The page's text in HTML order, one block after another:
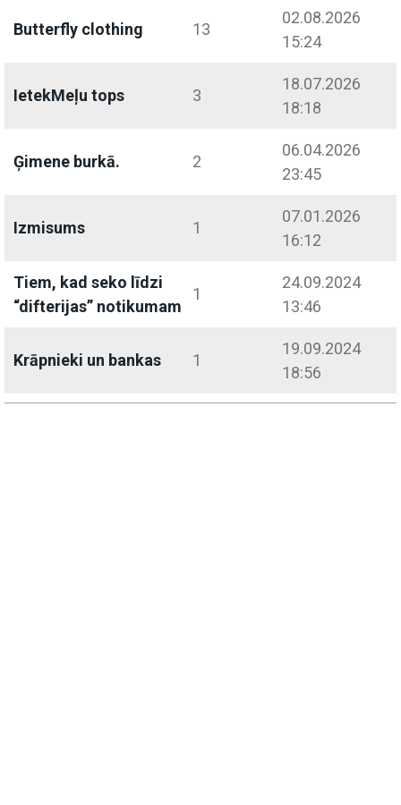
Butterfly clothing 13
02.08.2026
15:24
IetekMeļu tops 3
18.07.2026
18:18
Ģimene burkā. 2
06.04.2026
23:45
Izmisums 1
07.01.2026
16:12
Tiem, kad seko līdzi
“difterijas” notikumam
1
24.09.2024
13:46
Krāpnieki un bankas 1
19.09.2024
18:56